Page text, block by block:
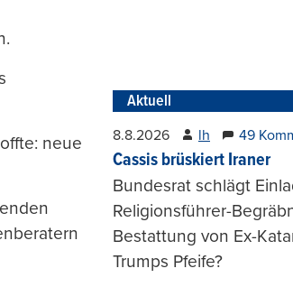
neue
Aktuell
8.8.2026 lh 49
Cassis brüskiert Iraner
Bundesrat schlägt
Religionsführer-
Bestattung von Ex-
Trumps Pfeife?